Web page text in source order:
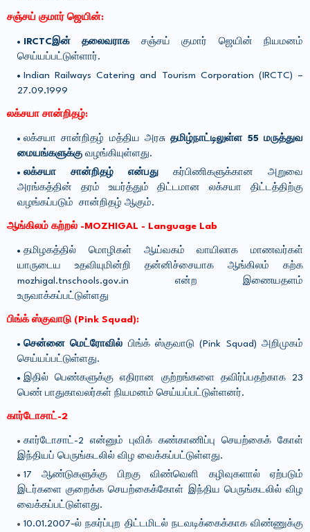
சஞ்சய் குமார் ஜெயின்:
IRCTCஇன் தலைவராகசஞ்சய் குமார் ஜெயின் நியமனம்
செய்யப்பட்டுள்ளார்.
Indian Railways Catering and Tourism Corporation (IRCTC) –
27.09.1999
லக்சயா சான்றிதழ்:
லக்சயா சான்றிதழ் மத்திய அரசுதமிழ்நாட்டிலுள்ள 55 மருத்துவ
மையங்களுக்கு வழங்கியுள்ளது.
லக்சயா சான்றிதழ் என்பது கர்பிணிகளுக்கான அறுவை
அரங்கத்தின் தரம் உயர்த்தும் திட்டமான லக்சயா திட்டத்திற்கு
வழங்கப்படும் சான்றிதழ் ஆகும்.
ஆங்கிலம் கற்றல் -MOZHIGAL - Language Lab
தமிழகத்தில் மொழிகள் ஆய்வகம் வாயிலாக மாணவர்கள்
யாருடைய உதவியுமின்றி தன்னிச்சையாக ஆங்கிலம் கற்க
mozhigal.tnschools.gov.in என்ற இணையதளம்
உருவாக்கப்பட்டுள்ளது
பிங்க் ஸ்குவாடு (Pink Squad):
சென்னை மெட்ரோவில் பிங்க் ஸ்குவாடு (Pink Squad) அறிமுகம்
செய்யப்பட்டுள்ளது.
இதில் பெண்களுக்கு எதிரான குற்றங்களை தவிர்ப்பதற்காக 23
பெண் பாதுகாவலர்கள் நியமனம் செய்யப்பட்டுள்ளனர்.
கார்டோசாட்-2
கார்டோசாட்-2 என்னும் புவிக் கண்காணிப்பு செயற்கைக் கோள்
இந்தியப் பெருங்கடலில் விழ வைக்கப்பட்டுள்ளது.
17 ஆண்டுகளுக்கு பிறகு விண்வெளி கழிவுகளால் ஏற்படும்
இடர்களை குறைக்க செயற்கைக்கோள் இந்திய பெருங்கடலில் விழ
வைக்கப்பட்டுள்ளது.
10.01.2007-ல் நகர்ப்புற திட்டமிடல் நடவடிக்கைக்காக விண்ணுக்கு